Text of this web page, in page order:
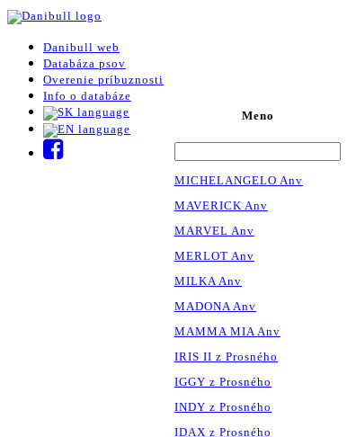
Danibull web
Databáza psov
Overenie príbuznosti
Info o databáze
Meno
MICHELANGELO Anv
MAVERICK Anv
MARVEL Anv
MERLOT Anv
MILKA Anv
MADONA Anv
MAMMA MIA Anv
IRIS II z Prosného
IGGY z Prosného
INDY z Prosného
IDAX z Prosného